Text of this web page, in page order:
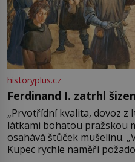
historyplus.cz
Ferdinand I. zatrhl
„Prvotřídní kvalita, dovoz z
látkami bohatou pražskou
osahává štůček mušelínu.
Kupec rychle naměří